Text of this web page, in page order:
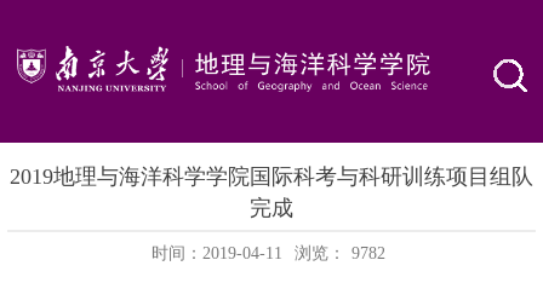
2019地理与海洋科学学院国际科考与科研训练项目组队
完成
时间：2019-04-11 浏览： 9782